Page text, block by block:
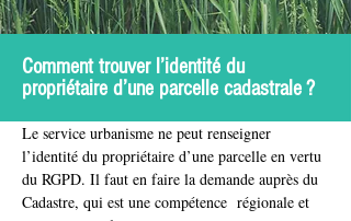
Comment trouver l’identité du
propriétaire d’une parcelle cadastrale ?
Le service urbanisme ne peut renseigner
l’identité du propriétaire d’une parcelle en vertu
du RGPD. Il faut en faire la demande auprès du
Cadastre, qui est une compétence  régionale et